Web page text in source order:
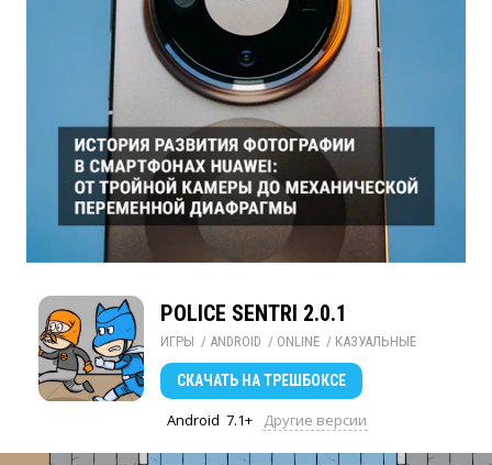
POLICE SENTRI 2.0.1
ИГРЫ / ANDROID / ONLINE / КАЗУАЛЬНЫЕ
СКАЧАТЬ НА ТРЕШБОКСЕ
Android 7.1+ Другие версии